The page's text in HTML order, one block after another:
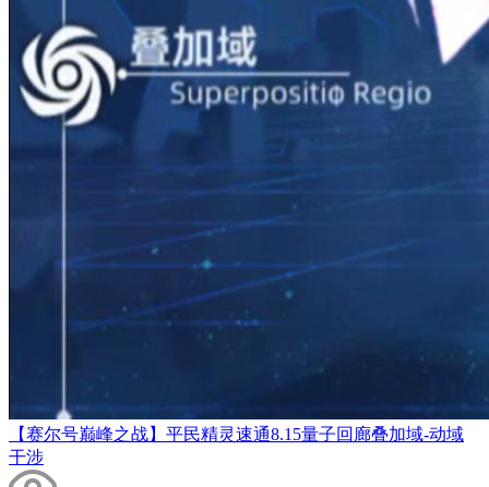
【赛尔号巅峰之战】平民精灵速通8.15量子回廊叠加域-动域
干涉